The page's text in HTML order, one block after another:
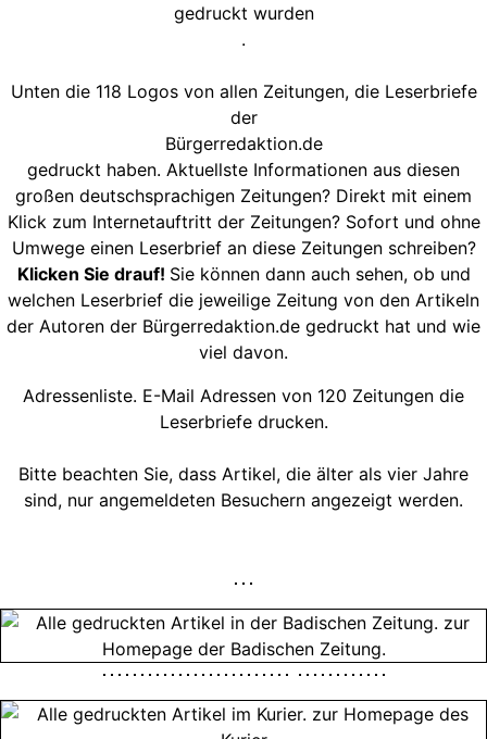
gedruckt wurden
.
Unten die 118 Logos von allen Zeitungen, die Leserbriefe
der
Bürgerredaktion.de
gedruckt haben. Aktuellste Informationen aus diesen
großen deutschsprachigen Zeitungen? Direkt mit einem
Klick zum Internetauftritt der Zeitungen? Sofort und ohne
Umwege einen Leserbrief an diese Zeitungen schreiben?
Klicken Sie drauf! Sie können dann auch sehen, ob und
welchen Leserbrief die jeweilige Zeitung von den Artikeln
der Autoren der Bürgerredaktion.de gedruckt hat und wie
viel davon.
Adressenliste. E-Mail Adressen von 120 Zeitungen die
Leserbriefe drucken.
Bitte beachten Sie, dass Artikel, die älter als vier Jahre
sind, nur angemeldeten Besuchern angezeigt werden.